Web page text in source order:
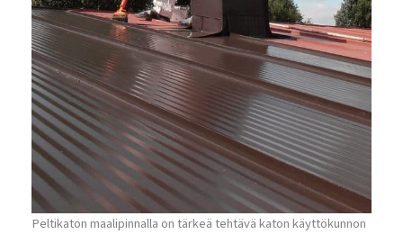
Peltikaton maalipinnalla on tärkeä tehtävä katon käyttökunnon